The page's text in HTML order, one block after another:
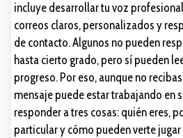
incluye desarrollar tu voz
correos claros, personalizados y
de contacto. Algunos no pueden
hasta cierto grado, pero sí pueden
progreso. Por eso, aunque no
mensaje puede estar trabajando en
responder a tres cosas: quién eres,
particular y cómo pueden verte